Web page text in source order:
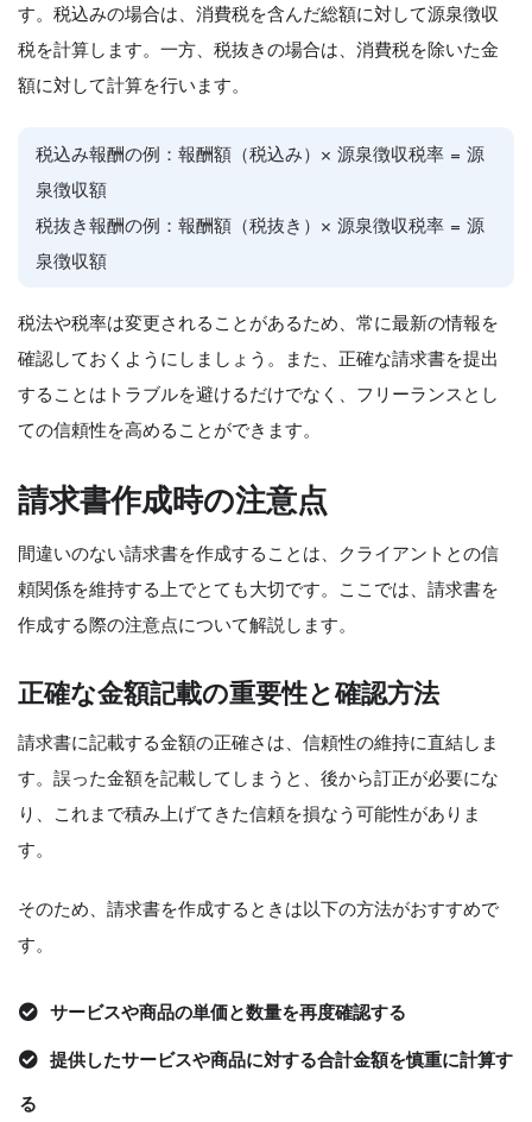
す。税込みの場合は、消費税を含んだ総額に対して源泉徴収
税を計算します。一方、税抜きの場合は、消費税を除いた金
額に対して計算を行います。
税込み報酬の例：報酬額（税込み）× 源泉徴収税率 = 源
泉徴収額
税抜き報酬の例：報酬額（税抜き）× 源泉徴収税率 = 源
泉徴収額
税法や税率は変更されることがあるため、常に最新の情報を
確認しておくようにしましょう。また、正確な請求書を提出
することはトラブルを避けるだけでなく、フリーランスとし
ての信頼性を高めることができます。
請求書作成時の注意点
間違いのない請求書を作成することは、クライアントとの信
頼関係を維持する上でとても大切です。ここでは、請求書を
作成する際の注意点について解説します。
正確な金額記載の重要性と確認方法
請求書に記載する金額の正確さは、信頼性の維持に直結しま
す。誤った金額を記載してしまうと、後から訂正が必要にな
り、これまで積み上げてきた信頼を損なう可能性がありま
す。
そのため、請求書を作成するときは以下の方法がおすすめで
す。
サービスや商品の単価と数量を再度確認する
提供したサービスや商品に対する合計金額を慎重に計算す
る